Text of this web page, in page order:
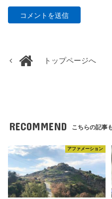
トップページへ
RECOMMEND こちらの記事
アファメーション